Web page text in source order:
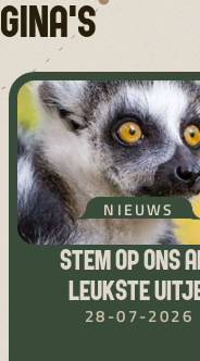
NIEUWS
STEM OP ONS
LEUKSTE
28-07-2026